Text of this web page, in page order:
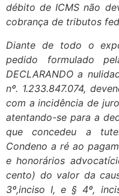
débito de ICMS não
cobrança de tributos
Diante de todo o
pedido formulado
DECLARANDO a
nº. 1.233.847.074,
com a incidência de
atentando-se para a
que concedeu a
Condeno a ré ao
e honorários
cento) do valor da
3º,inciso I, e § 4º,